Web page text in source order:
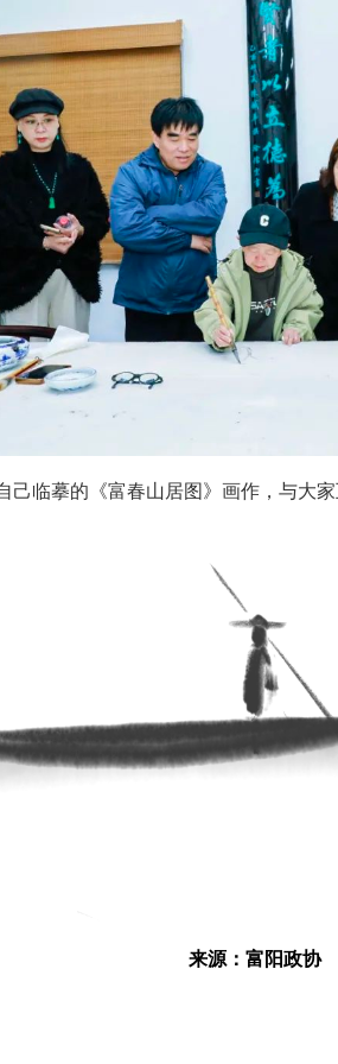
己临摹的《富春山居图》画作，与大
来源：富阳政协